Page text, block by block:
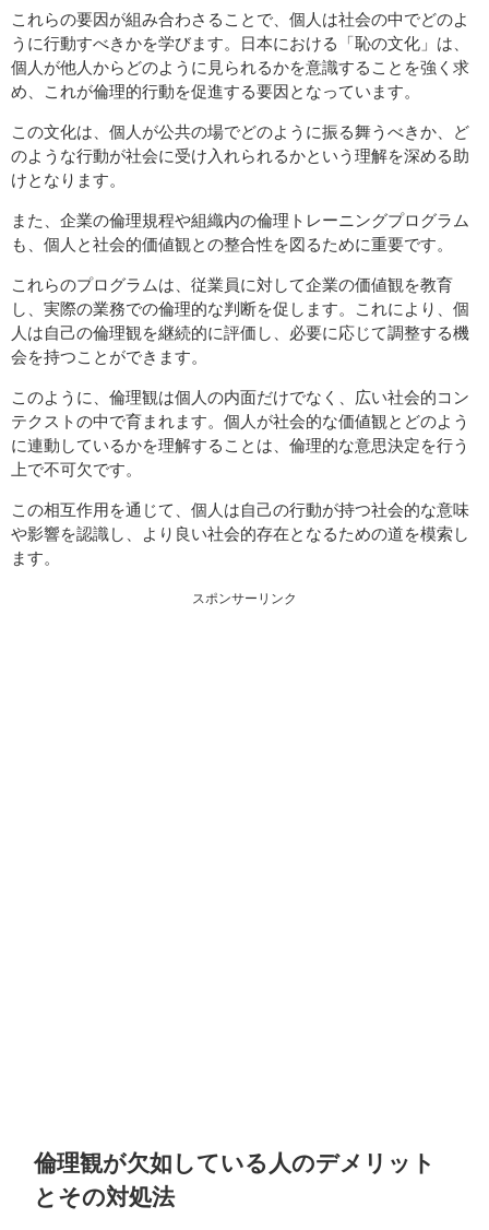
これらの要因が組み合わさることで、個人は社会の中でどのよ
うに行動すべきかを学びます。日本における「恥の文化」は、
個人が他人からどのように見られるかを意識することを強く求
め、これが倫理的行動を促進する要因となっています。
この文化は、個人が公共の場でどのように振る舞うべきか、ど
のような行動が社会に受け入れられるかという理解を深める助
けとなります。
また、企業の倫理規程や組織内の倫理トレーニングプログラム
も、個人と社会的価値観との整合性を図るために重要です。
これらのプログラムは、従業員に対して企業の価値観を教育
し、実際の業務での倫理的な判断を促します。これにより、個
人は自己の倫理観を継続的に評価し、必要に応じて調整する機
会を持つことができます。
このように、倫理観は個人の内面だけでなく、広い社会的コン
テクストの中で育まれます。個人が社会的な価値観とどのよう
に連動しているかを理解することは、倫理的な意思決定を行う
上で不可欠です。
この相互作用を通じて、個人は自己の行動が持つ社会的な意味
や影響を認識し、より良い社会的存在となるための道を模索し
ます。
スポンサーリンク
倫理観が欠如している人のデメリット
とその対処法